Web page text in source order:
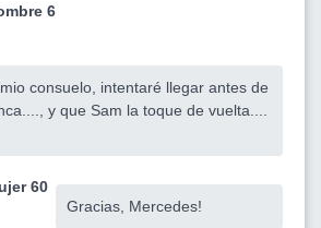
6
consuelo, intentaré llegar antes de
y que Sam la toque de vuelta....
60
Gracias, Mercedes!